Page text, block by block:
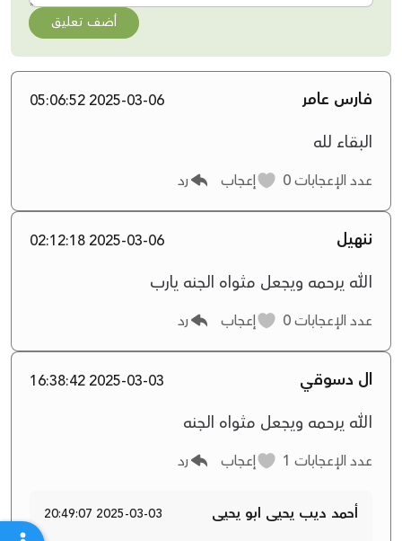
أضف تعليق
فارس عامر 2025-03-06 05:06:52
البقاء لله
عدد الإعجابات إعجاب رد
ننهيل 2025-03-06 02:12:18
الله يرحمه ويجعل مثواه الجنه يارب
عدد الإعجابات إعجاب رد
ال دسوقي 2025-03-03 16:38:42
الله يرحمه ويجعل مثواه الجنه
عدد الإعجابات إعجاب رد
أحمد ديب يحيى ابو يحيى 2025-03-03 20:49:07